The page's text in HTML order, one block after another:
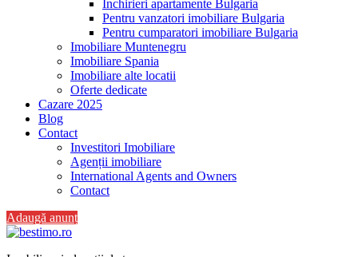
Inchirieri apartamente Bulgaria
Pentru vanzatori imobiliare Bulgaria
Pentru cumparatori imobiliare Bulgaria
Imobiliare Muntenegru
Imobiliare Spania
Imobiliare alte locatii
Oferte dedicate
Cazare 2025
Blog
Contact
Investitori Imobiliare
Agenții imobiliare
International Agents and Owners
Contact
Adaugă anunț